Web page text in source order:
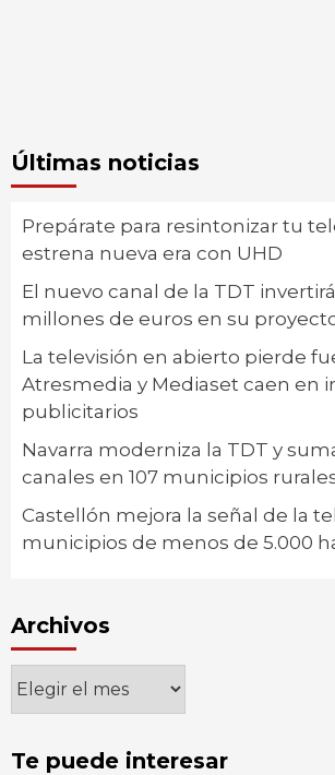
Últimas noticias
Prepárate para resintonizar tu
estrena nueva era con UHD
El nuevo canal de la TDT
millones de euros en su
La televisión en abierto pierde
Atresmedia y Mediaset caen en
publicitarios
Navarra moderniza la TDT y
canales en 107 municipios
Castellón mejora la señal de la
municipios de menos de 5.000
Archivos
Te puede interesar